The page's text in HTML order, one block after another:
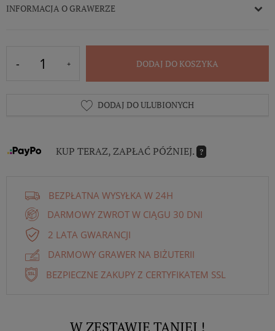
INFORMACJA O GRAWERZE
DODAJ DO KOSZYKA
DODAJ DO ULUBIONYCH
KUP TERAZ, ZAPŁAĆ PÓŹNIEJ. ?
BEZPŁATNA WYSYŁKA W 24H
DARMOWY ZWROT W CIĄGU 30 DNI
2 LATA GWARANCJI
DARMOWY GRAWER NA BIŻUTERII
BEZPIECZNE ZAKUPY Z CERTYFIKATEM SSL
W ZESTAWIE TANIEJ !